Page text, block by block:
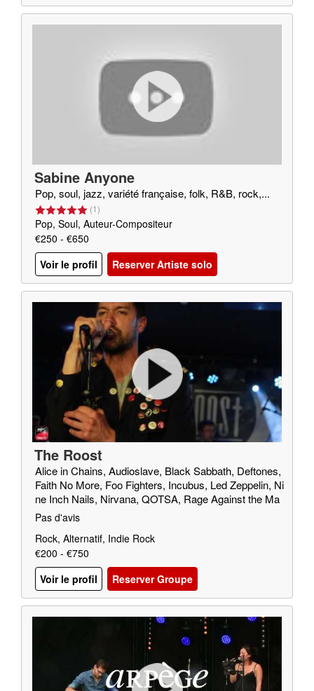
Sabine Anyone
Pop, soul, jazz, variété française, folk, R&B, rock,...
(1)
Pop, Soul, Auteur-Compositeur
€250 - €650
Voir le profil
Reserver Artiste solo
The Roost
Alice in Chains, Audioslave, Black Sabbath, Deftones,
Faith No More, Foo Fighters, Incubus, Led Zeppelin, Ni
ne Inch Nails, Nirvana, QOTSA, Rage Against the Ma
chine, Red Fang, Royal Blood, SOAD, Soundgarden, T
Pas d'avis
Rock, Alternatif, Indie Rock
€200 - €750
Voir le profil
Reserver Groupe